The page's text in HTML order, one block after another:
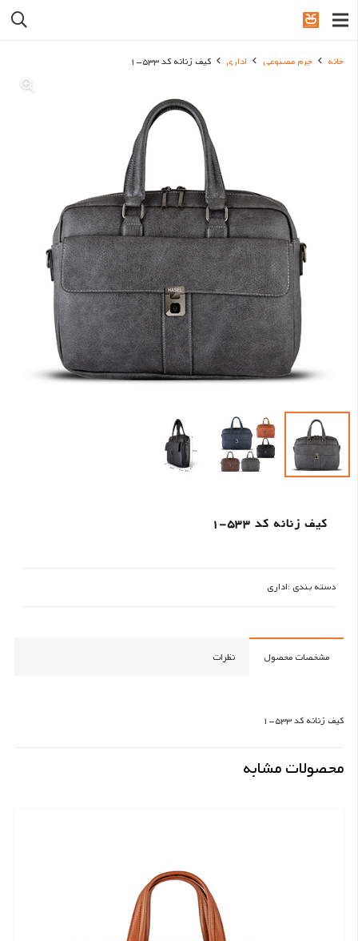
خانه چرم مصنوعی اداری کیف زنانه کد 533-1
کیف زنانه کد 533-1
دسته بندی :اداری
مشخصات محصول نظرات
کیف زنانه کد 533-1
محصولات مشابه